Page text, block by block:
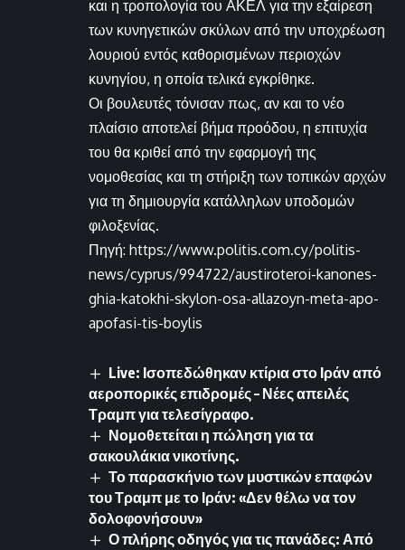
και η τροπολογία του ΑΚΕΛ για την εξαίρεση
των κυνηγετικών σκύλων από την υποχρέωση
λουριού εντός καθορισμένων περιοχών
κυνηγίου, η οποία τελικά εγκρίθηκε.
Οι βουλευτές τόνισαν πως, αν και το νέο
πλαίσιο αποτελεί βήμα προόδου, η επιτυχία
του θα κριθεί από την εφαρμογή της
νομοθεσίας και τη στήριξη των τοπικών αρχών
για τη δημιουργία κατάλληλων υποδομών
φιλοξενίας.
Πηγή: https://www.politis.com.cy/politis-
news/cyprus/994722/austiroteroi-kanones-
ghia-katokhi-skylon-osa-allazoyn-meta-apo-
apofasi-tis-boylis
Live: Ισοπεδώθηκαν κτίρια στο Ιράν από
αεροπορικές επιδρομές – Νέες απειλές
Τραμπ για τελεσίγραφο.
Νομοθετείται η πώληση για τα
σακουλάκια νικοτίνης.
Το παρασκήνιο των μυστικών επαφών
του Τραμπ με το Ιράν: «Δεν θέλω να τον
δολοφονήσουν»
Ο πλήρης οδηγός για τις πανάδες: Από